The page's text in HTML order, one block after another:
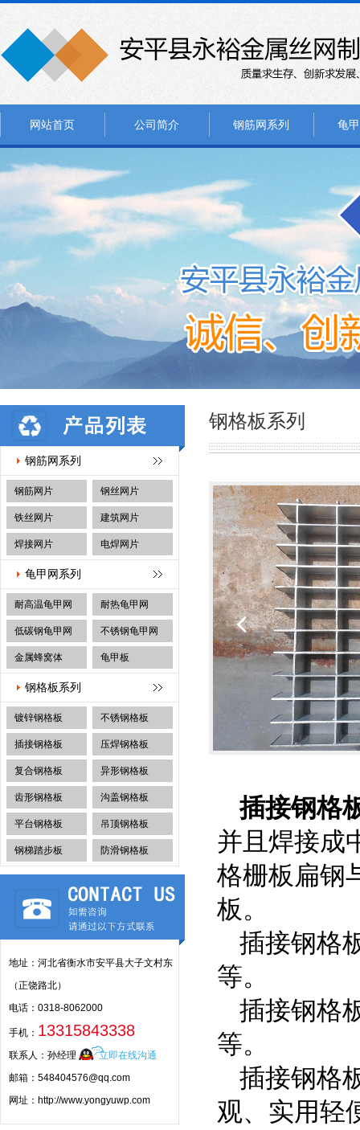
网站首页 公司简介 钢筋网系列 龟
钢筋网系列
钢筋网片 钢丝网片
铁丝网片 建筑网片
焊接网片 电焊网片
龟甲网系列
耐高温龟甲网 耐热龟甲网
低碳钢龟甲网 不锈钢龟甲网
金属蜂窝体 龟甲板
钢格板系列
镀锌钢格板 不锈钢格板
插接钢格板 压焊钢格板
复合钢格板 异形钢格板
齿形钢格板 沟盖钢格板
平台钢格板 吊顶钢格板
钢梯踏步板 防滑钢格板
地址：河北省衡水市安平县大子文村东
（正饶路北）
电话：0318-8062000
手机： 13315843338
联系人：孙经理
立即在线沟通
邮箱：548404576@qq.com
网址： http://www.yongyuwp.com
钢格板系列
插接钢格
并且焊接成
格栅板扁钢
板。
插接钢格
等。
插接钢格
等。
插接钢格
观、实用轻